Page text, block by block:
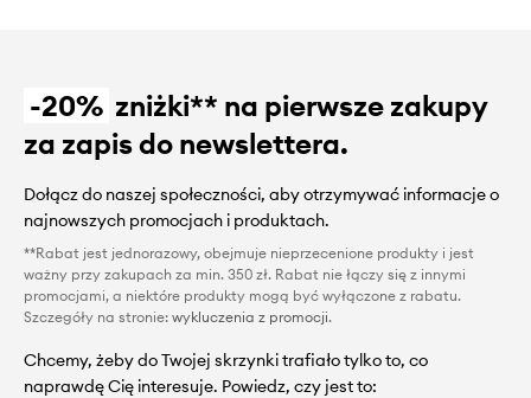
-20% zniżki** na pierwsze zakupy
za zapis do newslettera.
Dołącz do naszej społeczności, aby otrzymywać informacje o
najnowszych promocjach i produktach.
**Rabat jest jednorazowy, obejmuje nieprzecenione produkty i jest
ważny przy zakupach za min. 350 zł. Rabat nie łączy się z innymi
promocjami, a niektóre produkty mogą być wyłączone z rabatu.
Szczegóły na stronie: wykluczenia z promocji.
Chcemy, żeby do Twojej skrzynki trafiało tylko to, co
naprawdę Cię interesuje. Powiedz, czy jest to: